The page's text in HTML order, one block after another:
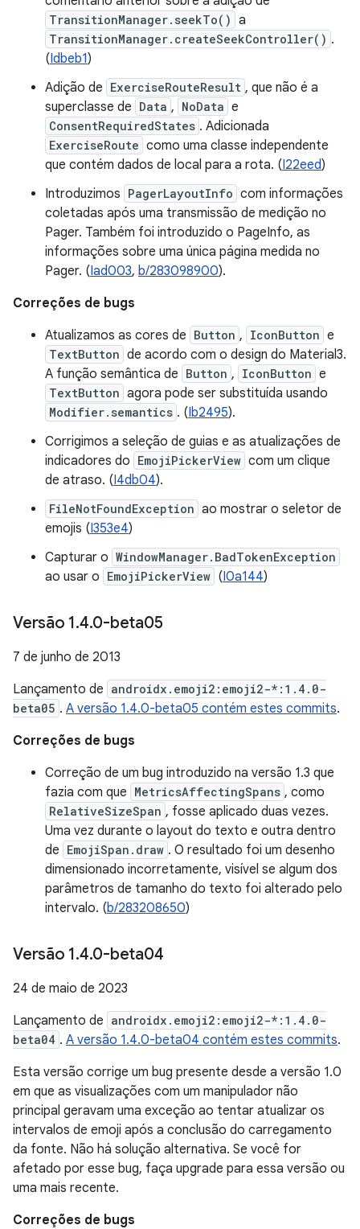
TransitionManager.seekTo() a
TransitionManager.createSeekController() .
(Idbeb1)
Adição de ExerciseRouteResult , que não é a
superclasse de Data , NoData e
ConsentRequiredStates . Adicionada
ExerciseRoute como uma classe independente
que contém dados de local para a rota. (I22eed)
Introduzimos PagerLayoutInfo com informações
coletadas após uma transmissão de medição no
Pager. Também foi introduzido o PageInfo, as
informações sobre uma única página medida no
Pager. (Iad003, b/283098900).
Correções de bugs
Atualizamos as cores de Button , IconButton e
TextButton de acordo com o design do Material3.
A função semântica de Button , IconButton e
TextButton agora pode ser substituída usando
Modifier.semantics . (Ib2495).
Corrigimos a seleção de guias e as atualizações de
indicadores do EmojiPickerView com um clique
de atraso. (I4db04).
FileNotFoundException ao mostrar o seletor de
emojis (I353e4)
Capturar o WindowManager.BadTokenException
ao usar o EmojiPickerView (I0a144)
Versão 1.4.0-beta05
7 de junho de 2013
Lançamento de androidx.emoji2:emoji2-*:1.4.0-
beta05 . A versão 1.4.0-beta05 contém estes commits.
Correções de bugs
Correção de um bug introduzido na versão 1.3 que
fazia com que MetricsAffectingSpans , como
RelativeSizeSpan , fosse aplicado duas vezes.
Uma vez durante o layout do texto e outra dentro
de EmojiSpan.draw . O resultado foi um desenho
dimensionado incorretamente, visível se algum dos
parâmetros de tamanho do texto foi alterado pelo
intervalo. (b/283208650)
Versão 1.4.0-beta04
24 de maio de 2023
Lançamento de androidx.emoji2:emoji2-*:1.4.0-
beta04 . A versão 1.4.0-beta04 contém estes commits.
Esta versão corrige um bug presente desde a versão 1.0
em que as visualizações com um manipulador não
principal geravam uma exceção ao tentar atualizar os
intervalos de emoji após a conclusão do carregamento
da fonte. Não há solução alternativa. Se você for
afetado por esse bug, faça upgrade para essa versão ou
uma mais recente.
Correções de bugs